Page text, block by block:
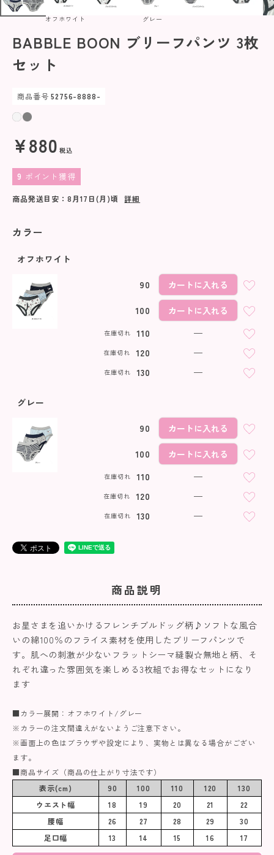
オフホワイト グレー
BABBLE BOON ブリーフパンツ 3枚
セット
商品番号 52756-8888-
¥880 税込
9 ポイント獲得
商品発送目安： 8月17日(月)頃 詳細
カラー
オフホワイト
90 カートに入れる
100
カートに入れる
110
在庫切れ
—
120
在庫切れ
—
130
在庫切れ —
グレー
90 カートに入れる
100
カートに入れる
110
在庫切れ
—
120
在庫切れ
—
130
在庫切れ —
商品説明
お星さまを追いかけるフレンチブルドッグ柄♪ソフトな風合
いの綿100％のフライス素材を使用したブリーフパンツで
す。肌への刺激が少ないフラットシーマ縫製☆無地と柄、そ
れぞれ違った雰囲気を楽しめる3枚組でお得なセットになり
ます
■カラー展開：オフホワイト/グレー
※カラーの注文間違えがないようご注意下さい。
※画面上の色はブラウザや設定により、実物とは異なる場合がござい
ます。
■商品サイズ（商品の仕上がり寸法です）
表示(cm)
90 100 110 120
130
ウエスト幅
18 19 20 21
22
腰幅
26 27 28 29
30
足口幅
13 14 15 16 17